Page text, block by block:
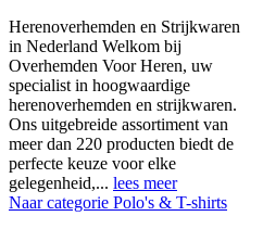
Herenoverhemden en Strijkwaren
in Nederland Welkom bij
Overhemden Voor Heren, uw
specialist in hoogwaardige
herenoverhemden en strijkwaren.
Ons uitgebreide assortiment van
meer dan 220 producten biedt de
perfecte keuze voor elke
gelegenheid,... lees meer
Naar categorie Polo's & T-shirts